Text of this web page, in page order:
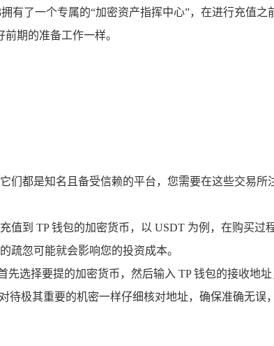
了一个专属的“加密资产指挥中心”，在进行充值之
期的准备工作一样。
们都是知名且备受信赖的平台，您需要在这些交易
值到 TP 钱包的加密货币，以 USDT 为例，在购买
疏忽可能就会影响您的投资成本。
选择要提的加密货币，然后输入 TP 钱包的接收地
极其重要的机密一样仔细核对地址，确保准确无